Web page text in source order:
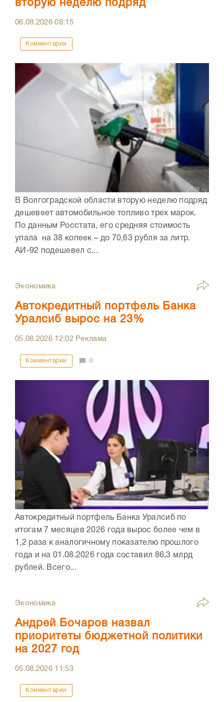
вторую неделю подряд
06.08.202608:15
Комментарии
В Волгоградской области вторую неделю подряд
дешевеет автомобильное топливо трех марок.
По данным Росстата, его средняя стоимость
упала на 38 копеек – до 70,63 рубля за литр.
АИ-92 подешевел с...
Экономика
Автокредитный портфель Банка
Уралсиб вырос на 23%
05.08.2026 12:02Реклама
Комментарии 0
Автокредитный портфель Банка Уралсиб по
итогам 7 месяцев 2026 года вырос более чем в
1,2 раза к аналогичному показателю прошлого
года и на 01.08.2026 года составил 86,3 млрд
рублей. Всего...
Экономика
Андрей Бочаров назвал
приоритеты бюджетной политики
на 2027 год
05.08.2026 11:53
Комментарии